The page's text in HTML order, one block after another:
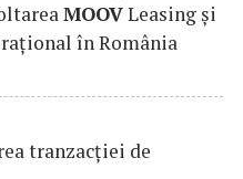
MOOVLeasing și
în România
tranzacției de